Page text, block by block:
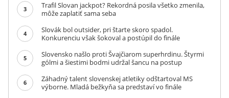
3
Trafil Slovan jackpot? Rekordná posila všetko zmenila,
môže zaplatiť sama seba
4
Slovák bol outsider, pri štarte skoro spadol.
Konkurenciu však šokoval a postúpil do finále
5
Slovensko našlo proti Švajčiarom superhrdinu. Štyrmi
gólmi a šiestimi bodmi udržal šancu na postup
6
Záhadný talent slovenskej atletiky odštartoval MS
výborne. Mladá bežkyňa sa predstaví vo finále